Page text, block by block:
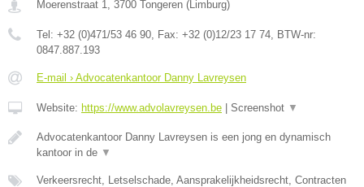
Moerenstraat 1, 3700 Tongeren (Limburg)
Tel: +32 (0)471/53 46 90, Fax: +32 (0)12/23 17 74, BTW-nr:
0847.887.193
E-mail › Advocatenkantoor Danny Lavreysen
Website: https://www.advolavreysen.be Screenshot ▼
Advocatenkantoor Danny Lavreysen is een jong en dynamisch
kantoor in de ▼
Verkeersrecht, Letselschade, Aansprakelijkheidsrecht, Contracten